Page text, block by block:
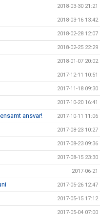
2018-03-30 21:21
2018-03-16 13:42
2018-02-28 12:07
2018-02-25 22:29
2018-01-07 20:02
2017-12-11 10:51
2017-11-18 09:30
2017-10-20 16:41
ansvar! 2017-10-11 11:06
2017-08-23 10:27
2017-08-23 09:36
2017-08-15 23:30
2017-06-21
2017-05-26 12:47
2017-05-15 17:12
2017-05-04 07:00